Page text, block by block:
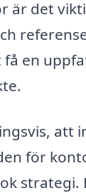
är det
en
att
för
strategi.